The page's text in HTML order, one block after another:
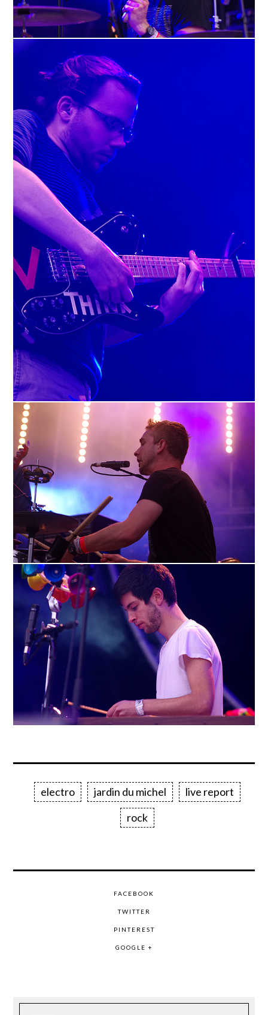
electro jardin du michel
live report
rock
FACEBOOK
TWITTER
PINTEREST
GOOGLE +